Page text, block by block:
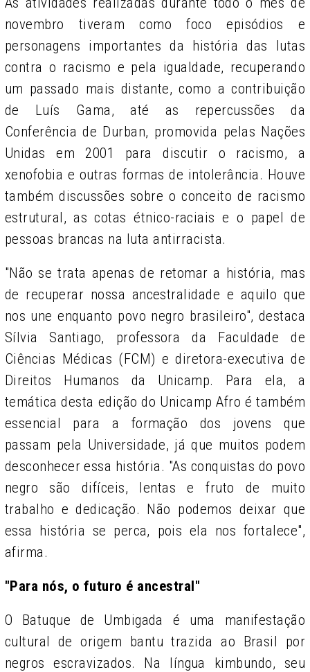
novembro tiveram como foco episódios e
personagens importantes da história das lutas
contra o racismo e pela igualdade, recuperando
um passado mais distante, como a contribuição
de Luís Gama, até as repercussões da
Conferência de Durban, promovida pelas Nações
Unidas em 2001 para discutir o racismo, a
xenofobia e outras formas de intolerância. Houve
também discussões sobre o conceito de racismo
estrutural, as cotas étnico-raciais e o papel de
pessoas brancas na luta antirracista.
"Não se trata apenas de retomar a história, mas
de recuperar nossa ancestralidade e aquilo que
nos une enquanto povo negro brasileiro", destaca
Sílvia Santiago, professora da Faculdade de
Ciências Médicas (FCM) e diretora-executiva de
Direitos Humanos da Unicamp. Para ela, a
temática desta edição do Unicamp Afro é também
essencial para a formação dos jovens que
passam pela Universidade, já que muitos podem
desconhecer essa história. "As conquistas do povo
negro são difíceis, lentas e fruto de muito
trabalho e dedicação. Não podemos deixar que
essa história se perca, pois ela nos fortalece",
afirma.
"Para nós, o futuro é ancestral"
O Batuque de Umbigada é uma manifestação
cultural de origem bantu trazida ao Brasil por
negros escravizados. Na língua kimbundo, seu